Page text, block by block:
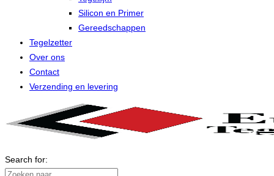
Silicon en Primer
Gereedschappen
Tegelzetter
Over ons
Contact
Verzending en levering
Search for: